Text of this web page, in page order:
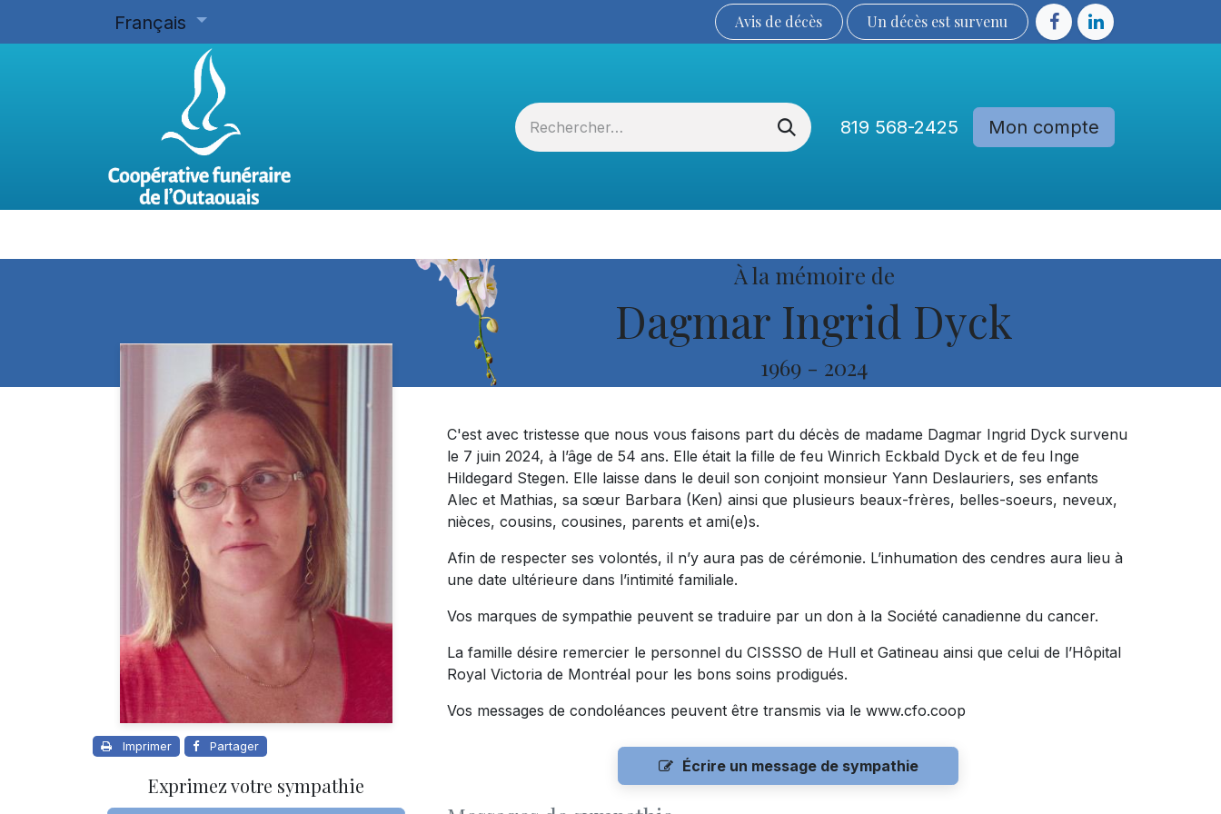
Français Avis de décès Un décès est sur​​​​​​​​ve​nu​​​​​​​​​​
819 568-2425 Mon compte
À la mémoire de
Dagmar Ingrid Dyck
1969 - 2024
Imprimer Partager
Exprimez votre sympathie
C'est avec tristesse que nous vous faisons part du décès de madame Dagmar Ingrid Dyck survenu
le 7 juin 2024, à l’âge de 54 ans. Elle était la fille de feu Winrich Eckbald Dyck et de feu Inge
Hildegard Stegen. Elle laisse dans le deuil son conjoint monsieur Yann Deslauriers, ses enfants
Alec et Mathias, sa sœur Barbara (Ken) ainsi que plusieurs beaux-frères, belles-soeurs, neveux,
nièces, cousins, cousines, parents et ami(e)s.
Afin de respecter ses volontés, il n’y aura pas de cérémonie. L’inhumation des cendres aura lieu à
une date ultérieure dans l’intimité familiale.
Vos marques de sympathie peuvent se traduire par un don à la Société canadienne du cancer.
La famille désire remercier le personnel du CISSSO de Hull et Gatineau ainsi que celui de l’Hôpital
Royal Victoria de Montréal pour les bons soins prodigués.
Vos messages de condoléances peuvent être transmis via le www.cfo.coop
Écrire un message de sympathie